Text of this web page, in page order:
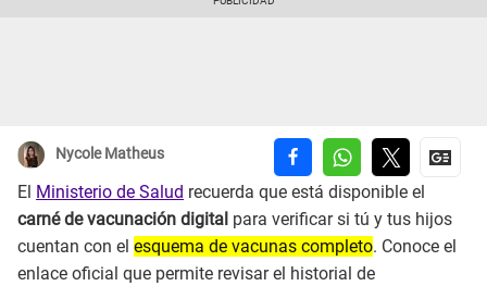
Nycole Matheus
El Ministerio de Salud recuerda que está disponible el
carné de vacunación digital para verificar si tú y tus hijos
cuentan con el esquema de vacunas completo. Conoce el
enlace oficial que permite revisar el historial de